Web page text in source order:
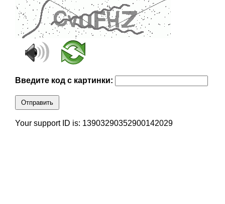
Введите код с картинки:
Отправить
Your support ID is: 13903290352900142029